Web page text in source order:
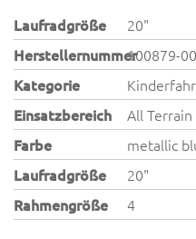
Laufradgröße
20"
Herstellernummer100879-
Kategorie
Einsatzbereich
All Terrain
Farbe
metallic
Laufradgröße
20"
Rahmengröße
4